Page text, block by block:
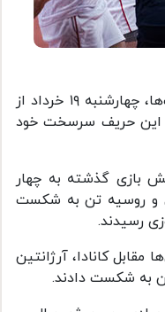
تیم ملی والیبال مردان ایران در هفتمین دور از رقابت‌های لیگ ملت‌ها، چهارشنبه ۱۹ خرداد از
موفق شد ۳ بر صفر از سد این حریف سرسخت خود
بازی گذشته به چهار
و روسیه تن به شکست
رسیدند.
کانادا، آرژانتین
به شکست دادند.